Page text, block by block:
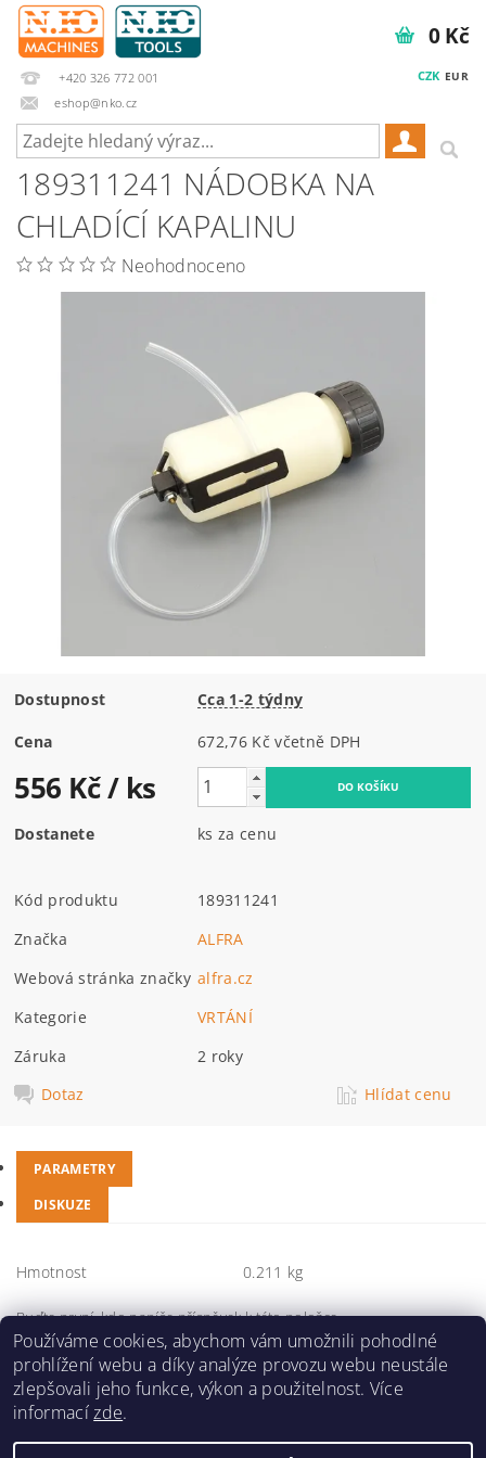
+420 326 772 001
eshop@nko.cz
CZK EUR
0 Kč
189311241 NÁDOBKA NA
CHLADÍCÍ KAPALINU
Neohodnoceno
Dostupnost Cca 1-2 týdny
Cena 672,76 Kč včetně DPH
556 Kč/ ks
Dostanete ks za cenu
Kód produktu
189311241
Značka
ALFRA
Webová stránka značky alfra.cz
Kategorie
VRTÁNÍ
Záruka
2 roky
Dotaz
Hlídat cenu
PARAMETRY
DISKUZE
Hmotnost 0.211 kg
Buďte první, kdo napíše příspěvek k této položce.
Přidat komentář
Používáme cookies, abychom vám umožnili pohodlné
prohlížení webu a díky analýze provozu webu neustále
zlepšovali jeho funkce, výkon a použitelnost. Více
informacízde.